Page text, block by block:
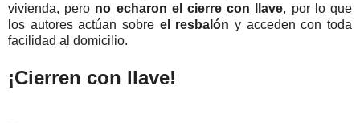
vivienda, pero no echaron el cierre con llave, por lo que
los autores actúan sobre el resbalón y acceden con toda
facilidad al domicilio.
¡Cierren con llave!